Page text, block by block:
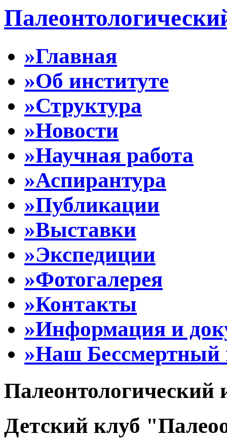
»Главная
»Об институте
»Структура
»Новости
»Научная работа
»Аспирантура
»Публикации
»Выставки
»Экспедиции
»Фотогалерея
»Контакты
»Информация и
»Наш Бессмертный
Палеонтологический
Детский клуб